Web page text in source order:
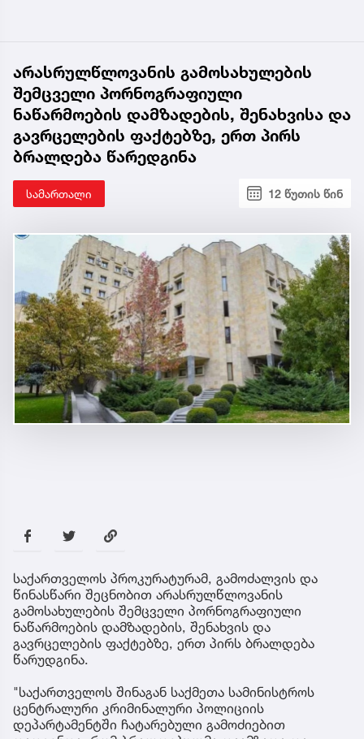
არასრულწლოვანის გამოსახულების
შემცველი პორნოგრაფიული
ნაწარმოების დამზადების, შენახვისა და
გავრცელების ფაქტებზე, ერთ პირს
ბრალდება წარედგინა
სამართალი 12 წუთის წინ
საქართველოს პროკურატურამ, გამოძალვის და
წინასწარი შეცნობით არასრულწლოვანის
გამოსახულების შემცველი პორნოგრაფიული
ნაწარმოების დამზადების, შენახვის და
გავრცელების ფაქტებზე, ერთ პირს ბრალდება
წარუდგინა.
"საქართველოს შინაგან საქმეთა სამინისტროს
ცენტრალური კრიმინალური პოლიციის
დეპარტამენტში ჩატარებული გამოძიებით